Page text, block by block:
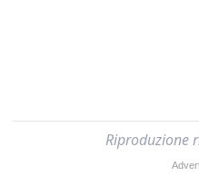
Riproduzione